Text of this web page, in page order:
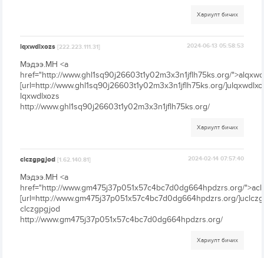
Хариулт бичих
lqxwdlxozs[222.223.111.31] 2024-06-13 05:58:53
Мэдээ.МН <a
href="http://www.ghl1sq90j26603t1y02m3x3n1jflh75ks.org/
[url=http://www.ghl1sq90j26603t1y02m3x3n1jflh75ks.org/
lqxwdlxozs
http://www.ghl1sq90j26603t1y02m3x3n1jflh75ks.org/
Хариулт бичих
clczgpgjod[1.62.140.81] 2024-02-14 07:57:40
Мэдээ.МН <a
href="http://www.gm475j37p051x57c4bc7d0dg664hpdzrs.org/
[url=http://www.gm475j37p051x57c4bc7d0dg664hpdzrs.org/
clczgpgjod
http://www.gm475j37p051x57c4bc7d0dg664hpdzrs.org/
Хариулт бичих